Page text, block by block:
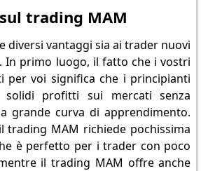
trading MAM
diversi vantaggi sia ai trader nuovi
In primo luogo, il fatto che i vostri
per voi significa che i principianti
solidi profitti sui mercati senza
grande curva di apprendimento.
trading MAM richiede pochissima
è perfetto per i trader con poco
il trading MAM offre anche